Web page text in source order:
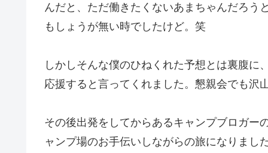
んだと、ただ働きたくないあまちゃんだろう
もしょうが無い時でしたけど。笑
しかしそんな僕のひねくれた予想とは裏腹
応援すると言ってくれました。懇親会でも沢
その後出発をしてからあるキャンプブロガー
ャンプ場のお手伝いしながらの旅になりまし